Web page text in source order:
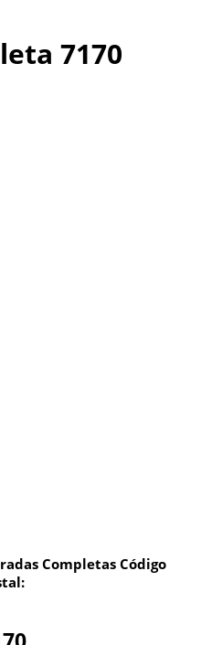
7170
Completas Código